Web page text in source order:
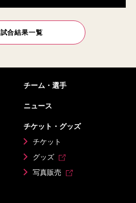
試合結果一覧
チーム・選手
ニュース
チケット・グッズ
チケット
グッズ
写真販売